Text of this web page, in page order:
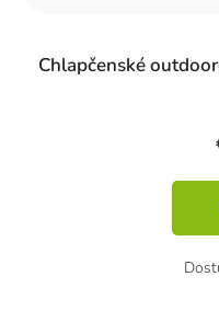
Chlapčenské